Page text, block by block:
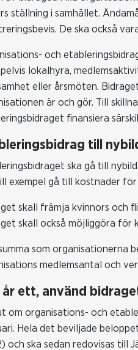
ställning i samhället.
De ska också
och
lokalhyra,
eller årsmöten.
är och gör. Till
finansiera
till
ska gå till
exempel gå till kostnader
skall främja kvinnors och
skall också möjliggöra för
som organisationerna
medlemsantal och
år ett, använd
om organisations- och
Hela det beviljade
och ska sedan redovisas till